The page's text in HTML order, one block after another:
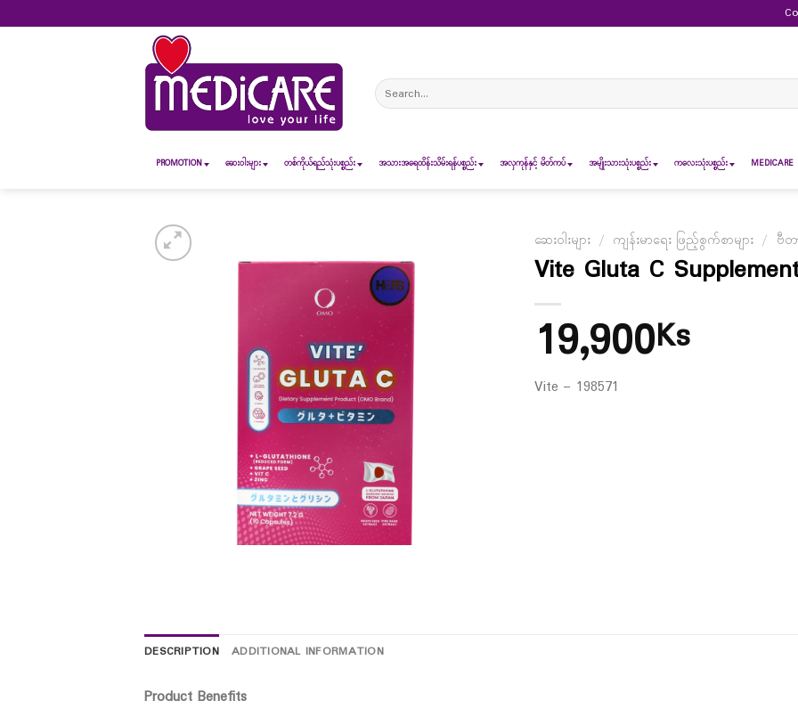
to
Search
for:
PROMOTION ဆေး၀ါးများ တစ်ကိုယ်ရည်သုံးပစ္စည်း အသားအရေထိန်းသိမ်းရန်ပစ္စည်း အလှကုန်နှင့် မိတ်ကပ် အမျိုးသားသုံးပစ္စည်း ကလေးသုံးပစ္စည်း MEDICARE
ဆေးဝါးများ / ကျန်းမာရေး ဖြည့်စွက်စာများ / ဗီတ
Vite Gluta C
19,900Ks
Vite – 198571
DESCRIPTION ADDITIONAL INFORMATION
Product Benefits